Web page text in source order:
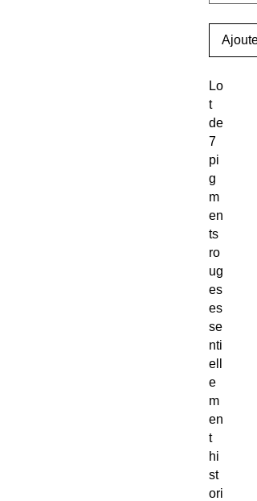
Lo
t
de
7
pi
g
m
en
ts
ro
ug
es
es
se
nti
ell
e
m
en
t
hi
st
ori